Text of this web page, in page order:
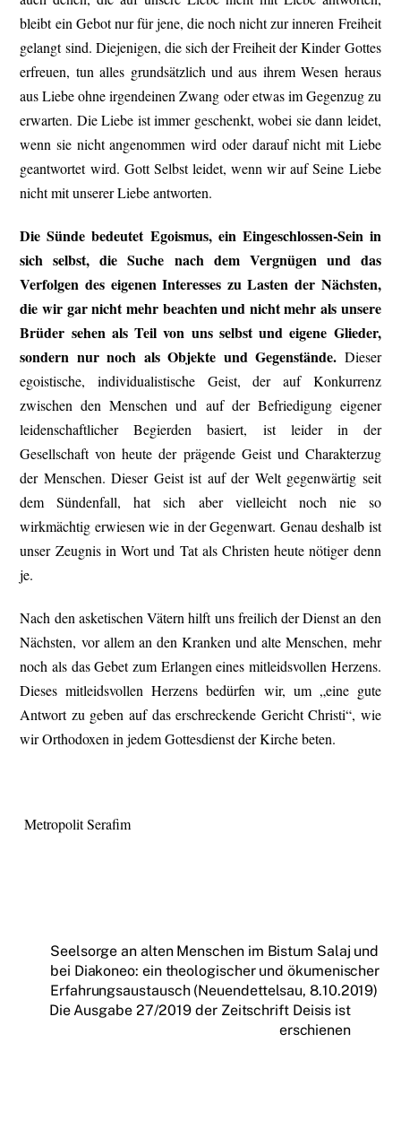
bleibt ein Gebot nur für jene, die noch nicht zur inneren Freiheit
gelangt sind. Diejenigen, die sich der Freiheit der Kinder Gottes
erfreuen, tun alles grundsätzlich und aus ihrem Wesen heraus
aus Liebe ohne irgendeinen Zwang oder etwas im Gegenzug zu
erwarten. Die Liebe ist immer geschenkt, wobei sie dann leidet,
wenn sie nicht angenommen wird oder darauf nicht mit Liebe
geantwortet wird. Gott Selbst leidet, wenn wir auf Seine Liebe
nicht mit unserer Liebe antworten.
Die Sünde bedeutet Egoismus, ein Eingeschlossen-Sein in
sich selbst, die Suche nach dem Vergnügen und das
Verfolgen des eigenen Interesses zu Lasten der Nächsten,
die wir gar nicht mehr beachten und nicht mehr als unsere
Brüder sehen als Teil von uns selbst und eigene Glieder,
sondern nur noch als Objekte und Gegenstände. Dieser
egoistische, individualistische Geist, der auf Konkurrenz
zwischen den Menschen und auf der Befriedigung eigener
leidenschaftlicher Begierden basiert, ist leider in der
Gesellschaft von heute der prägende Geist und Charakterzug
der Menschen. Dieser Geist ist auf der Welt gegenwärtig seit
dem Sündenfall, hat sich aber vielleicht noch nie so
wirkmächtig erwiesen wie in der Gegenwart. Genau deshalb ist
unser Zeugnis in Wort und Tat als Christen heute nötiger denn
je.
Nach den asketischen Vätern hilft uns freilich der Dienst an den
Nächsten, vor allem an den Kranken und alte Menschen, mehr
noch als das Gebet zum Erlangen eines mitleidsvollen Herzens.
Dieses mitleidsvollen Herzens bedürfen wir, um „eine gute
Antwort zu geben auf das erschreckende Gericht Christi“, wie
wir Orthodoxen in jedem Gottesdienst der Kirche beten.
Metropolit Serafim
Seelsorge an alten Menschen im Bistum Salaj und
bei Diakoneo: ein theologischer und ökumenischer
Erfahrungsaustausch (Neuendettelsau, 8.10.2019)
Die Ausgabe 27/2019 der Zeitschrift Deisis ist
erschienen